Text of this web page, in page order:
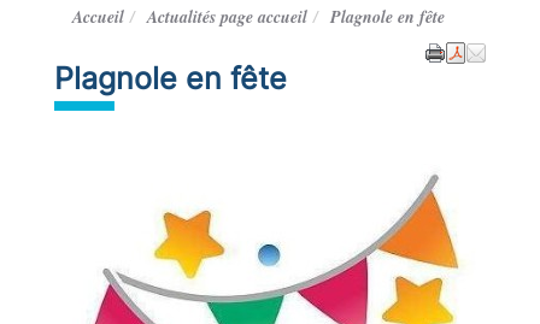
Accueil Actualités page accueil Plagnole en fête
Plagnole en fête